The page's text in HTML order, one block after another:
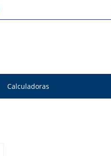
Calculadoras